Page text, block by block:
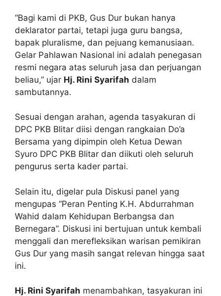
“Bagi kami di PKB, Gus Dur bukan hanya
deklarator partai, tetapi juga guru bangsa,
bapak pluralisme, dan pejuang kemanusiaan.
Gelar Pahlawan Nasional ini adalah penegasan
resmi negara atas seluruh jasa dan perjuangan
beliau,” ujar Hj. Rini Syarifah dalam
sambutannya.
Sesuai dengan arahan, agenda tasyakuran di
DPC PKB Blitar diisi dengan rangkaian Do’a
Bersama yang dipimpin oleh Ketua Dewan
Syuro DPC PKB Blitar dan diikuti oleh seluruh
pengurus serta kader partai.
Selain itu, digelar pula Diskusi panel yang
mengupas “Peran Penting K.H. Abdurrahman
Wahid dalam Kehidupan Berbangsa dan
Bernegara”. Diskusi ini bertujuan untuk kembali
menggali dan merefleksikan warisan pemikiran
Gus Dur yang masih sangat relevan hingga saat
ini.
Hj. Rini Syarifah menambahkan, tasyakuran ini